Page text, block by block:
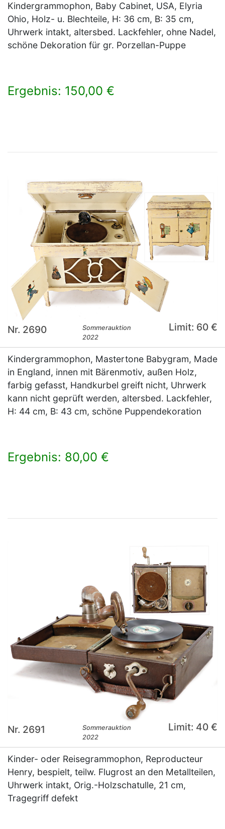
Kindergrammophon, Baby Cabinet, USA, Elyria
Ohio, Holz- u. Blechteile, H: 36 cm, B: 35 cm,
Uhrwerk intakt, altersbed. Lackfehler, ohne Nadel,
schöne Dekoration für gr. Porzellan-Puppe
Ergebnis: 150,00 €
Nr. 2690
Sommerauktion
2022
Limit: 60 €
Kindergrammophon, Mastertone Babygram, Made
in England, innen mit Bärenmotiv, außen Holz,
farbig gefasst, Handkurbel greift nicht, Uhrwerk
kann nicht geprüft werden, altersbed. Lackfehler,
H: 44 cm, B: 43 cm, schöne Puppendekoration
Ergebnis: 80,00 €
Nr. 2691
Sommerauktion
2022
Limit: 40 €
Kinder- oder Reisegrammophon, Reproducteur
Henry, bespielt, teilw. Flugrost an den Metallteilen,
Uhrwerk intakt, Orig.-Holzschatulle, 21 cm,
Tragegriff defekt